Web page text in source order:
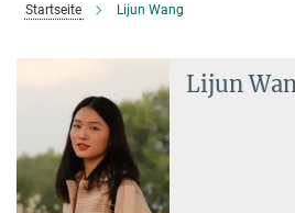
Startseite Lijun Wang
Lijun